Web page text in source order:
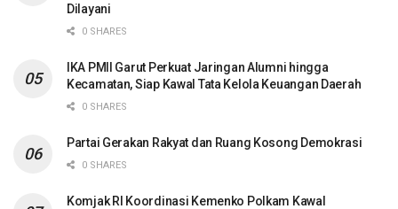
Dilayani
0 SHARES
IKA PMII Garut Perkuat Jaringan Alumni hingga
Kecamatan, Siap Kawal Tata Kelola Keuangan Daerah
0 SHARES
Partai Gerakan Rakyat dan Ruang Kosong Demokrasi
0 SHARES
Komjak RI Koordinasi Kemenko Polkam Kawal